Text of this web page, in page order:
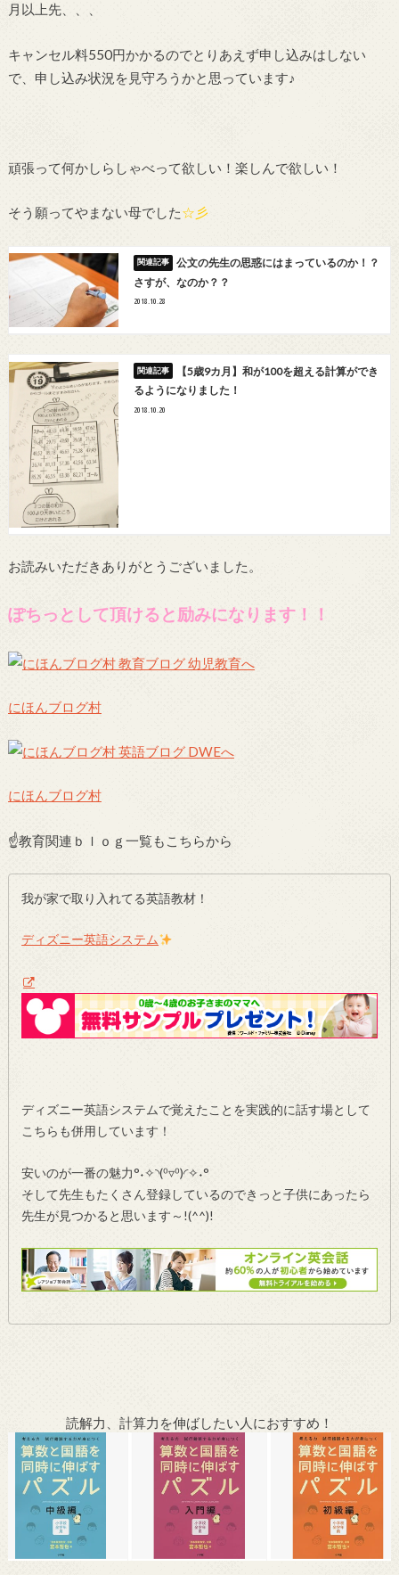
月以上先、、、
キャンセル料550円かかるのでとりあえず申し込みはしない
で、申し込み状況を見守ろうかと思っています♪
頑張って何かしらしゃべって欲しい！楽しんで欲しい！
そう願ってやまない母でした☆彡
公文の先生の思惑にはまっているのか！？
さすが、なのか？？
2018.10.28
【5歳9カ月】和が100を超える計算ができ
るようになりました！
2018.10.20
お読みいただきありがとうございました。
ぽちっとして頂けると励みになります！！
にほんブログ村
にほんブログ村
☝教育関連ｂｌｏｇ一覧もこちらから
我が家で取り入れてる英語教材！
ディズニー英語システム
ディズニー英語システムで覚えたことを実践的に話す場として
こちらも併用しています！
安いのが一番の魅力°˖✧◝(⁰▿⁰)◜✧˖°
そして先生もたくさん登録しているのできっと子供にあったら
先生が見つかると思います～!(^^)!
読解力、計算力を伸ばしたい人におすすめ！